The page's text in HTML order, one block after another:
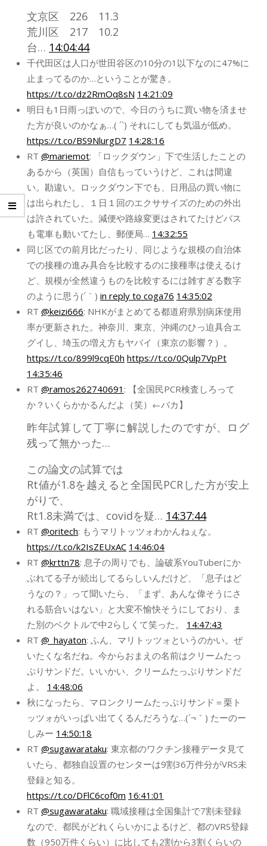
文京区 226 11.3
荒川区 217 10.2
台… 14:04:44
千代田区は人口が世田谷区の10分の1以下なのに47%に
止まってるのか…ということが驚き。
https://t.co/dz2RmOq8sN 14:21:09
明日も1日雨っぽいので、今日のうちに買い物を済ませ
た方が良いのかなぁ…( ´`) それにしても気温が低め。
https://t.co/BS9NlurgD7 14:28:16
RT @mariemot: 「ロックダウン」下で生活したことの
あるから（英国）自信もっていうけど、これは間違
い。勘違い。ロックダウン下でも、日用品の買い物に
は出られたし、１日１回のエクササイズのための外出
は許されていた。減便や路線変更はされてたけどバス
も電車も動いてたし、郵便局… 14:32:55
同じ区での前月比だったり、同じような規模の自治体
での接種の進み具合を比較するのに接種率は使えるけ
ど、規模が全然違うものを比較するには雑すぎる数字
のように思う(´｀) in reply to coga76 14:35:02
RT @keizi666: NHKがまとめてる都道府県別病床使用
率が更新された。神奈川、東京、沖縄のひっ迫具合エ
グイし、埼玉の増え方もヤバイ（東京の影響？）。
https://t.co/899l9cqE0h https://t.co/0Qulp7VpPt
14:35:46
RT @ramos262740691 : 【全国民PCR検査しろって
か？いくらかかるんだよ（笑）←バカ】
昨年試算して丁寧に解説したのですが、ログ
残って無かった…
この論文の試算では
Rt値が1.8を越えると全国民PCRした方が安上
がりで、
Rt1.8未満では、covidを疑… 14:37:44
RT @oritech: もうマリトッツォわかんねぇな。
https://t.co/k2IsZEUxAC 14:46:04
RT @krttn78: 息子の周りでも、論破系YouTuberにか
ぶれてる子が続出してるらしいんだけど、「息子はど
うなの？」って聞いたら、「まず、あんな偉そうにさ
れる筋合いはない」と大変不愉快そうにしており、ま
た別のベクトルで中2らしくて笑った。 14:47:43
RT @_hayaton: ふん、マリトッツォというのかい。ぜ
いたくな名だね。今からおまえの名前はクリームたっ
ぷりサンドだ。いいかい、クリームたっぷりサンドだ
よ。 14:48:06
秋になったら、マロンクリームたっぷりサンド＝栗ト
ッツォがいっぱい出てくるんだろうな…(´¬｀) たーのー
しみー 14:50:18
RT @sugawarataku: 東京都のワクチン接種データ見て
いたら、都独自設置のセンターは9割36万件分がVRS未
登録と知る。
https://t.co/DFlC6cof0m 16:41:01
RT @sugawarataku: 職域接種は全国集計で7割未登録
なので、都民がどれくらいかによるけど、都のVRS登録
数（950万件くらい）に比しても2割から3割くらいの